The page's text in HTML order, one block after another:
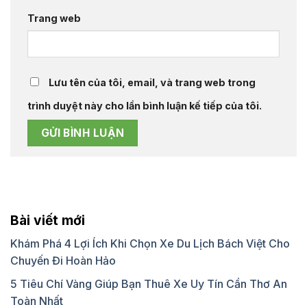
Trang web
Lưu tên của tôi, email, và trang web trong
trình duyệt này cho lần bình luận kế tiếp của tôi.
Bài viết mới
Khám Phá 4 Lợi Ích Khi Chọn Xe Du Lịch Bách Việt Cho
Chuyến Đi Hoàn Hảo
5 Tiêu Chí Vàng Giúp Bạn Thuê Xe Uy Tín Cần Thơ An
Toàn Nhất